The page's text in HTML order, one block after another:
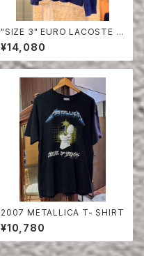
"SIZE 3" EURO LACOSTE P
OLO SHIRT LONG SLEEVE
¥14,080
2007 METALLICA T- SHIRT
¥10,780